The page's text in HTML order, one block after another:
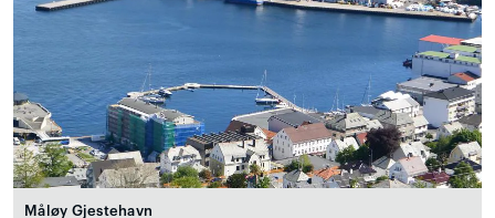
Måløy Gjestehavn